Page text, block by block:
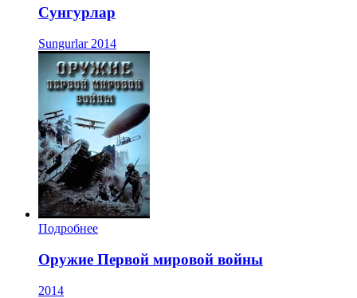
Сунгурлар
Sungurlar 2014
Подробнее
Оружие Первой мировой войны
2014